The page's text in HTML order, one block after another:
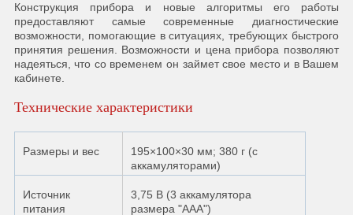
Конструкция прибора и новые алгоритмы его работы
предоставляют самые современные диагностические
возможности, помогающие в ситуациях, требующих быстрого
принятия решения. Возможности и цена прибора позволяют
надеяться, что со временем он займет свое место и в Вашем
кабинете.
Технические характеристики
Размеры и вес
195×100×30 мм; 380 г (с
аккамуляторами)
Источник
питания
3,75 В (3 аккамулятора
размера "ААА")